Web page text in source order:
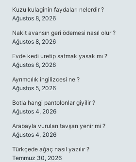
Kuzu kulaginin faydaları nelerdir ?
Ağustos 8, 2026
Nakit avansın geri ödemesi nasıl olur ?
Ağustos 8, 2026
Evde kedi uretip satmak yasak mı ?
Ağustos 6, 2026
Ayrımcılık ingilizcesi ne ?
Ağustos 5, 2026
Botla hangi pantolonlar giyilir ?
Ağustos 4, 2026
Arabayla vurulan tavşan yenir mi ?
Ağustos 4, 2026
Türkçede ağaç nasıl yazılır ?
Temmuz 30, 2026